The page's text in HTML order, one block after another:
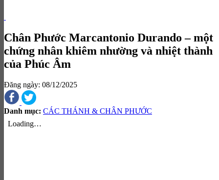
Chân Phước Marcantonio Durando – một
chứng nhân khiêm nhường và nhiệt thành
của Phúc Âm
Đăng ngày: 08/12/2025
Danh mục: CÁC THÁNH & CHÂN PHƯỚC